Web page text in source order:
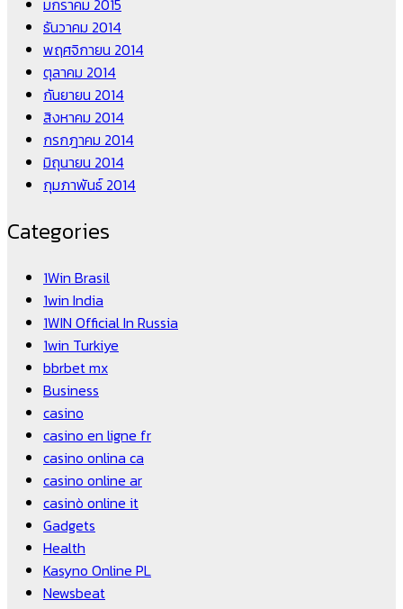
มกราคม 2015
ธันวาคม 2014
พฤศจิกายน 2014
ตุลาคม 2014
กันยายน 2014
สิงหาคม 2014
กรกฎาคม 2014
มิถุนายน 2014
กุมภาพันธ์ 2014
Categories
1Win Brasil
1win India
1WIN Official In Russia
1win Turkiye
bbrbet mx
Business
casino
casino en ligne fr
casino onlina ca
casino online ar
casinò online it
Gadgets
Health
Kasyno Online PL
Newsbeat